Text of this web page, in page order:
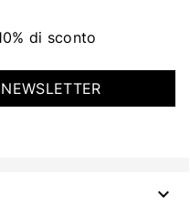
di sconto